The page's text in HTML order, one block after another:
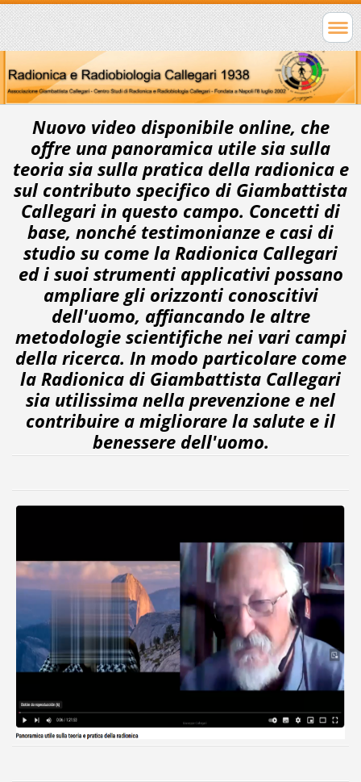
Nuovo video disponibile online, che
offre una panoramica utile sia sulla
teoria sia sulla pratica della radionica e
sul contributo specifico di Giambattista
Callegariin questo campo. Concetti di
base, nonché testimonianze e casi di
studio su come la Radionica Callegari
ed i suoi strumenti applicativi possano
ampliare gli orizzonti conoscitivi
dell'uomo, affiancando le altre
metodologie scientifiche nei vari campi
della ricerca. In modo particolare come
la Radionica di Giambattista Callegari
sia utilissima nella prevenzione e nel
contribuire a migliorare la salute e il
benessere dell'uomo.